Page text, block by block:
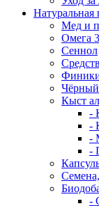
Натуральная
Мед и
Омега
Сеннол
Кыст
-
-
-
-
-